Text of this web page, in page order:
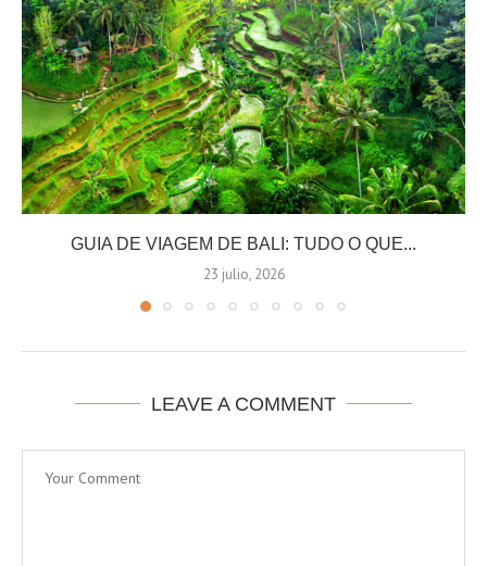
GUIA DE VIAGEM DE BALI: TUDO O QUE...
23 julio, 2026
LEAVE A COMMENT